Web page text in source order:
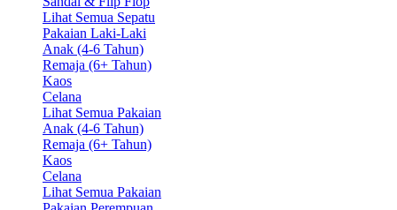
Lihat Semua Sepatu
Pakaian Laki-Laki
Anak (4-6 Tahun)
Remaja (6+ Tahun)
Kaos
Celana
Lihat Semua Pakaian
Anak (4-6 Tahun)
Remaja (6+ Tahun)
Kaos
Celana
Lihat Semua Pakaian